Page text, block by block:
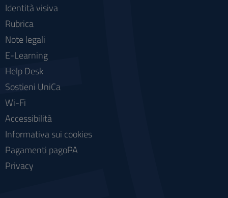
Identità visiva
Rubrica
Note legali
E-Learning
Help Desk
Sostieni UniCa
Wi-Fi
Accessibilità
Informativa sui cookies
Pagamenti pagoPA
Privacy